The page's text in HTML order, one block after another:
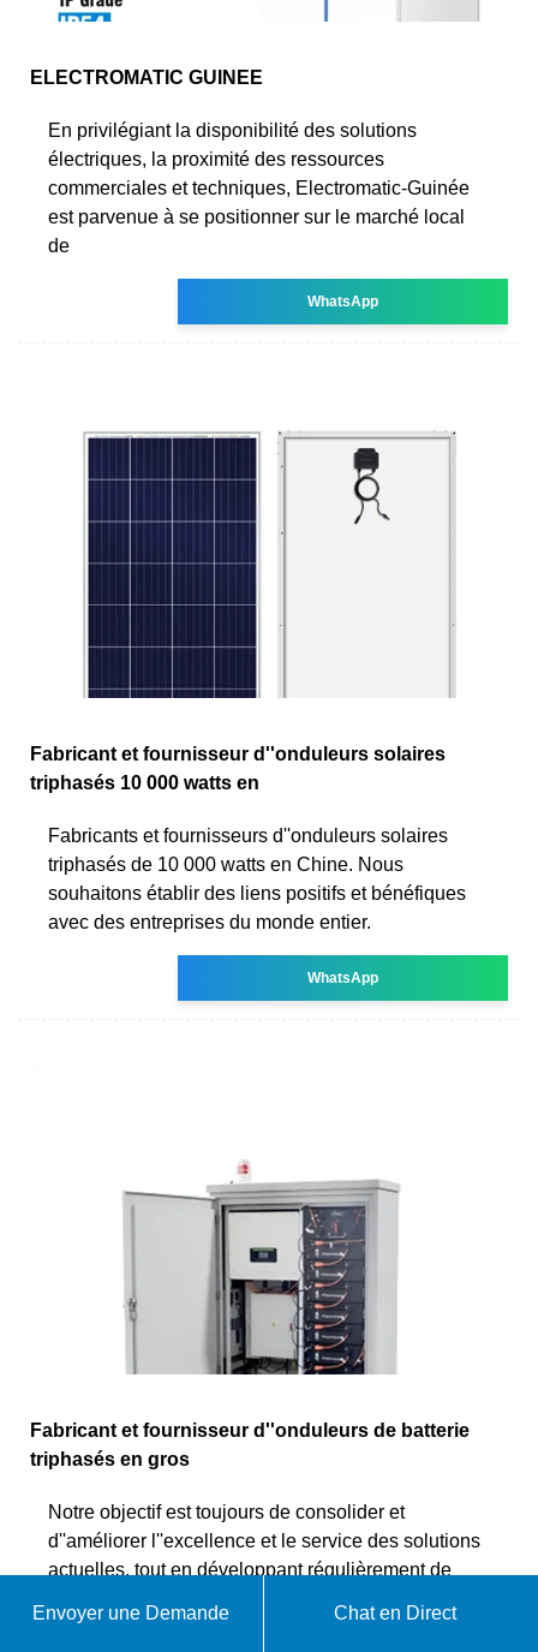
ELECTROMATIC GUINEE
En privilégiant la disponibilité des solutions
électriques, la proximité des ressources
commerciales et techniques, Electromatic-Guinée
est parvenue à se positionner sur le marché local
de
WhatsApp
Fabricant et fournisseur d''onduleurs solaires
triphasés 10 000 watts en
Fabricants et fournisseurs d''onduleurs solaires
triphasés de 10 000 watts en Chine. Nous
souhaitons établir des liens positifs et bénéfiques
avec des entreprises du monde entier.
WhatsApp
Fabricant et fournisseur d''onduleurs de batterie
triphasés en gros
Notre objectif est toujours de consolider et
d''améliorer l''excellence et le service des solutions
actuelles, tout en développant régulièrement de
Envoyer une Demande Chat en Direct